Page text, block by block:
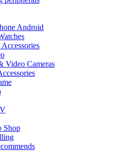
Android
Accessories
Video Cameras
Shop